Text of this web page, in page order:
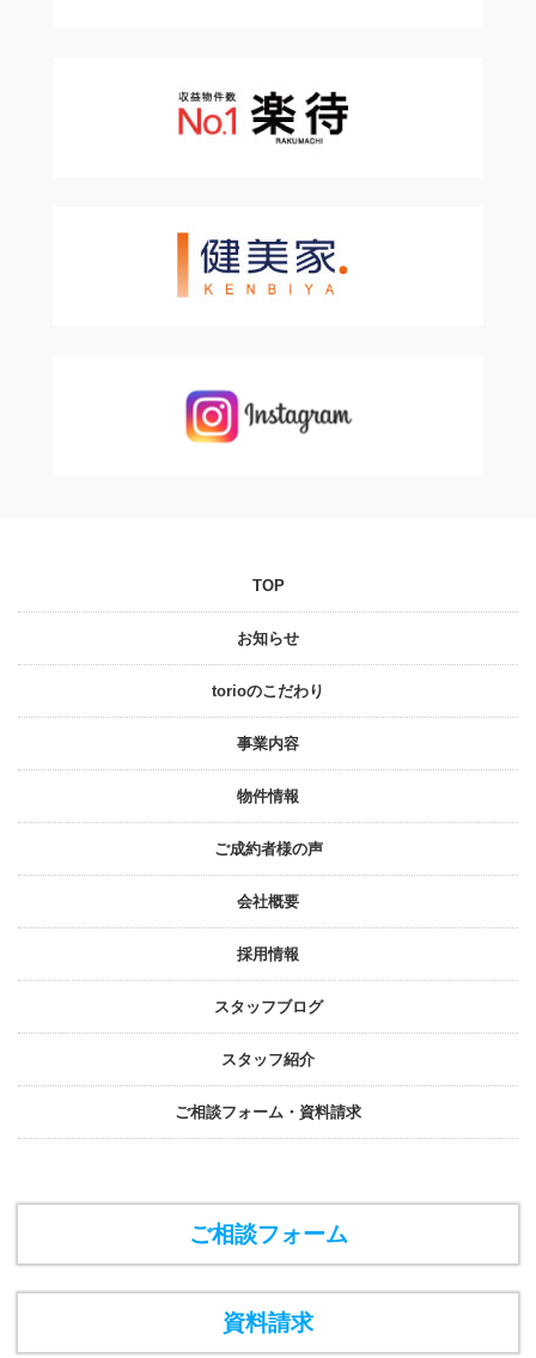
TOP
お知らせ
torioのこだわり
事業内容
物件情報
ご成約者様の声
会社概要
採⽤情報
スタッフブログ
スタッフ紹介
ご相談フォーム・資料請求
ご相談フォーム
資料請求